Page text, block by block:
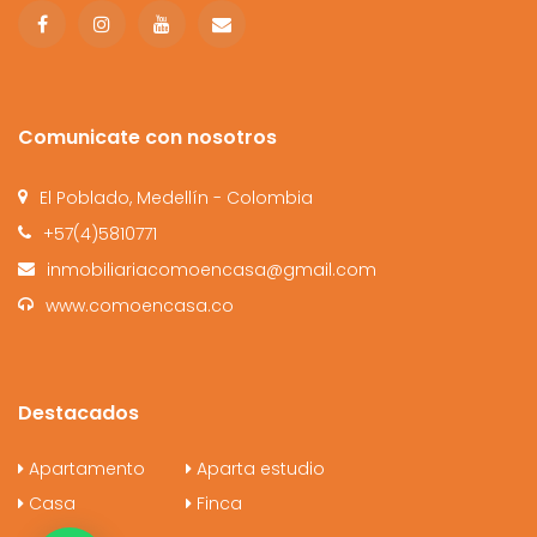
Comunicate con nosotros
El Poblado, Medellín - Colombia
+57(4)5810771
inmobiliariacomoencasa@gmail.com
www.comoencasa.co
Destacados
Apartamento
Aparta estudio
Casa
Finca